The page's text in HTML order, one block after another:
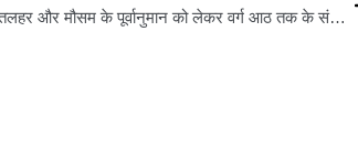
2 जनवरी तक शीतलहर और मौसम के पूर्वानुमान को लेकर वर्ग आठ तक के संचालन पर रोक